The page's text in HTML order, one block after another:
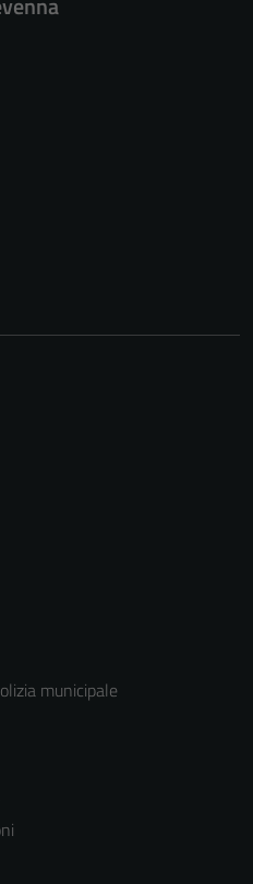
municipale
website.
chance of